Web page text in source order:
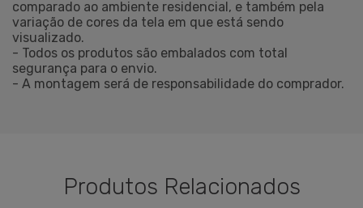
comparado ao ambiente residencial, e também pela
variação de cores da tela em que está sendo
visualizado.
- Todos os produtos são embalados com total
segurança para o envio.
- A montagem será de responsabilidade do comprador.
Produtos Relacionados